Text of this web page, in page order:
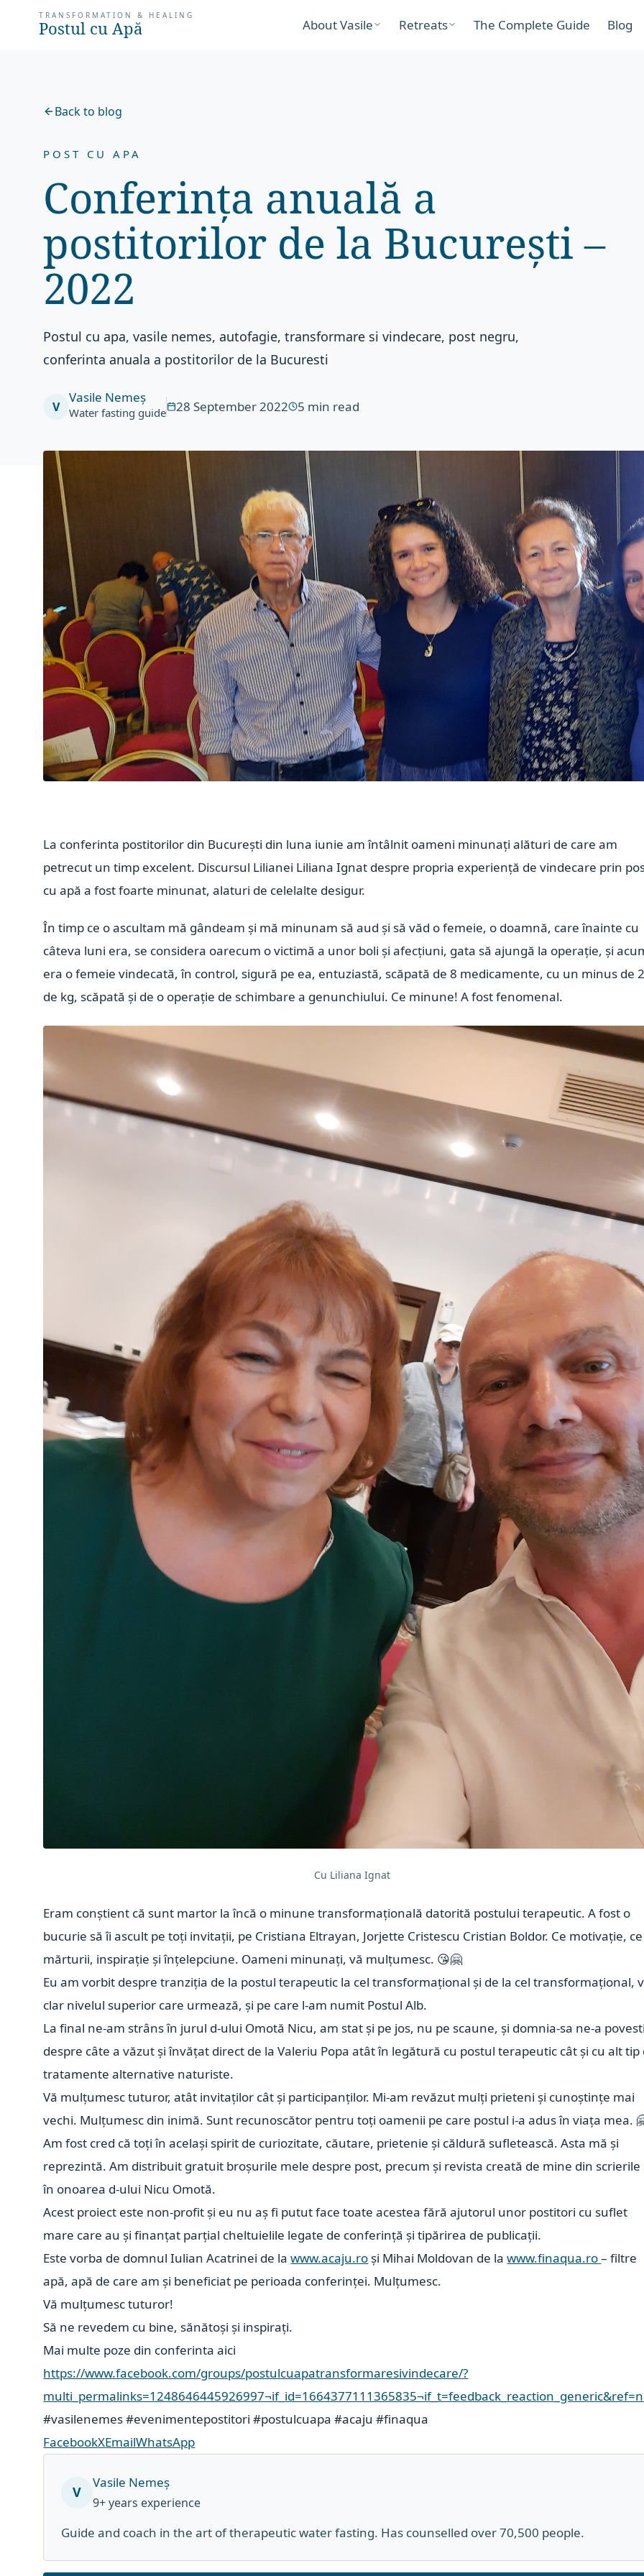
TRANSFORMATION & HEALING
Postul cu Apă About Vasile Retreats The Complete Guide Blog
Back to blog
POST CU APA
Conferința anuală a
postitorilor de la București –
2022
Postul cu apa, vasile nemes, autofagie, transformare si vindecare, post negru,
conferinta anuala a postitorilor de la Bucuresti
V
Vasile Nemeș
Water fasting guide 28 September 2022 5 min read
La conferinta postitorilor din București din luna iunie am întâlnit oameni minunați alături de care am
petrecut un timp excelent. Discursul Lilianei Liliana Ignat despre propria experiență de vindecare prin
cu apă a fost foarte minunat, alaturi de celelalte desigur.
În timp ce o ascultam mă gândeam și mă minunam să aud și să văd o femeie, o doamnă, care înainte cu
câteva luni era, se considera oarecum o victimă a unor boli și afecțiuni, gata să ajungă la operație, și
era o femeie vindecată, în control, sigură pe ea, entuziastă, scăpată de 8 medicamente, cu un minus de
de kg, scăpată și de o operație de schimbare a genunchiului. Ce minune! A fost fenomenal.
Cu Liliana Ignat
Eram conștient că sunt martor la încă o minune transformațională datorită postului terapeutic.A fost o
bucurie să îi ascult pe toți invitații, pe Cristiana Eltrayan, Jorjette Cristescu Cristian Boldor. Ce motivație, ce
mărturii, inspirație și înțelepciune. Oameni minunați, vă mulțumesc. 😘🤗
Eu am vorbit despre tranziția de la postul terapeutic la cel transformațional și de la cel transformațional,
clar nivelul superior care urmează, și pe care l-am numit Postul Alb.
La final ne-am strâns în jurul d-ului Omotă Nicu, am stat și pe jos, nu pe scaune, și domnia-sa ne-a
despre câte a văzut și învățat direct de la Valeriu Popa atât în legătură cu postul terapeutic cât și cu alt tip
tratamente alternative naturiste.
Vă mulțumesc tuturor, atât invitaților cât și participanților. Mi-am revăzut mulți prieteni și cunoștințe mai
vechi. Mulțumesc din inimă. Sunt recunoscător pentru toți oamenii pe care postul i-a adus în viața mea.
Am fost cred că toți în același spirit de curiozitate, căutare, prietenie și căldură sufletească. Asta mă și
reprezintă.Am distribuit gratuit broșurile mele despre post, precum și revista creată de mine din scrierile
în onoarea d-ului Nicu Omotă.
Acest proiect este non-profit și eu nu aș fi putut face toate acestea fără ajutorul unor postitori cu suflet
mare care au și finanțat parțial cheltuielile legate de conferință și tipărirea de publicații.
Este vorba de domnulIulian Acatrinei de lawww.acaju.ro și Mihai Moldovan de lawww.finaqua.ro– filtre
apă, apă de care am și beneficiat pe perioada conferinței. Mulțumesc.
Vă mulțumesc tuturor!
Să ne revedem cu bine, sănătoși și inspirați.
Mai multe poze din conferinta aici
https://www.facebook.com/groups/postulcuapatransformaresivindecare/?
#vasilenemes#evenimentepostitori #postulcuapa #acaju #finaqua
FacebookXEmailWhatsApp
V
Vasile Nemeș
9+ years experience
Guide and coach in the art of therapeutic water fasting. Has counselled over 70,500 people.